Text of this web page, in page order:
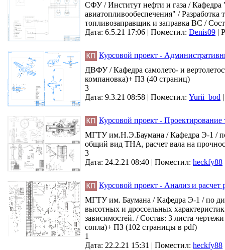
СФУ / Институт нефти и газа /
авиатопливообеспечения" / Разработка
топливозаправщик и заправка ВС /
Дата: 6.5.21 17:06 | Поместил: Denis09 |
Курсовой проект -
ДВФУ / Кафедра самолето- и
компановка)+ ПЗ (40 страниц)
3
Дата: 9.3.21 08:58 | Поместил: Yurii_bod
Курсовой проект - Проектирование
МГТУ им.Н.Э.Баумана / Кафедра Э-1 / по
общий вид ТНА, расчет вала на
3
Дата: 24.2.21 08:40 | Поместил: heckfy88
Курсовой проект - Анализ и расчет
МГТУ им. Баумана / Кафедра Э-1 / по
высотных и дроссельных
зависимостей. / Состав: 3 листа
сопла)+ ПЗ (102 страницы в pdf)
1
Дата: 22.2.21 15:31 | Поместил: heckfy88